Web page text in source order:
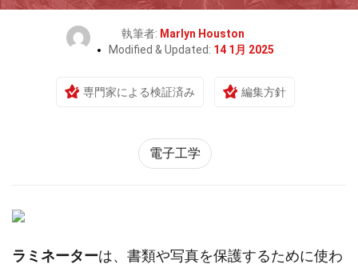
執筆者: Marlyn Houston
Modified & Updated: 14 1月 2025
専門家による検証済み 編集方針
電子工学
ラミネーターは、書類や写真を保護するために使わ